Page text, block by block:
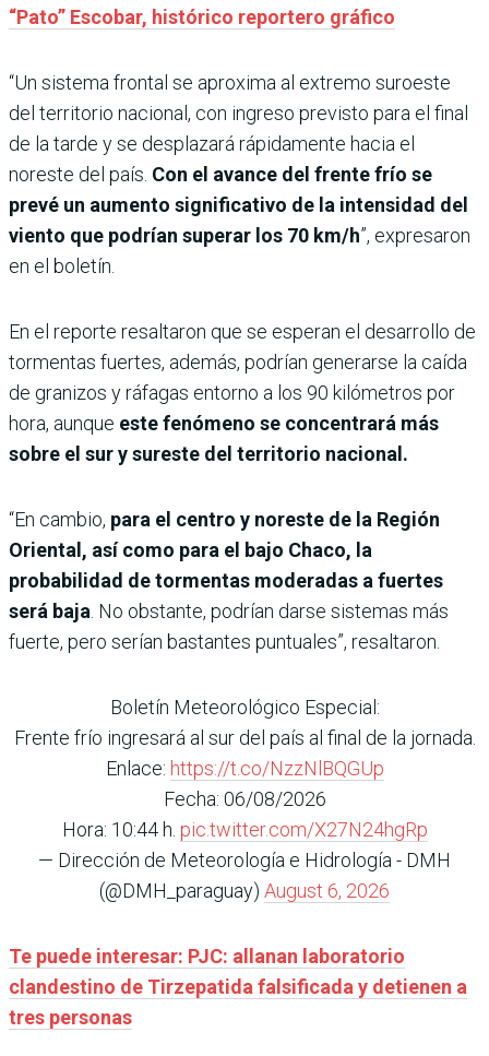
“Pato” Escobar, histórico reportero gráfico
“Un sistema frontal se aproxima al extremo suroeste
del territorio nacional, con ingreso previsto para el final
de la tarde y se desplazará rápidamente hacia el
noreste del país. Con el avance del frente frío se
prevé un aumento significativo de la intensidad del
viento que podrían superar los 70 km/h”, expresaron
en el boletín.
En el reporte resaltaron que se esperan el desarrollo de
tormentas fuertes, además, podrían generarse la caída
de granizos y ráfagas entorno a los 90 kilómetros por
hora, aunque este fenómeno se concentrará más
sobre el sur y sureste del territorio nacional.
“En cambio, para el centro y noreste de la Región
Oriental, así como para el bajo Chaco, la
probabilidad de tormentas moderadas a fuertes
será baja. No obstante, podrían darse sistemas más
fuerte, pero serían bastantes puntuales”, resaltaron.
Boletín Meteorológico Especial:
Frente frío ingresará al sur del país al final de la jornada.
Enlace: https://t.co/NzzNlBQGUp
Fecha: 06/08/2026
Hora: 10:44 h. pic.twitter.com/X27N24hgRp
— Dirección de Meteorología e Hidrología - DMH
(@DMH_paraguay) August 6, 2026
Te puede interesar: PJC: allanan laboratorio
clandestino de Tirzepatida falsificada y detienen a
tres personas